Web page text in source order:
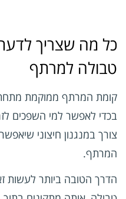
כל מה שצריך
טבולה למרתף
קומת המרתף ממוקמת
בכדי לאפשר למי השפכים
צורך במנגנון חיצוני
המרתף.
הדרך הטובה ביותר